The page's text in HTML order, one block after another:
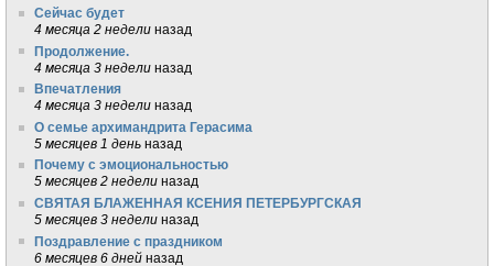
Сейчас будет
4 месяца 2 недели назад
Продолжение.
4 месяца 3 недели назад
Впечатления
4 месяца 3 недели назад
О семье архимандрита Герасима
5 месяцев 1 день назад
Почему с эмоциональностью
5 месяцев 2 недели назад
СВЯТАЯ БЛАЖЕННАЯ КСЕНИЯ ПЕТЕРБУРГСКАЯ
5 месяцев 3 недели назад
Поздравление с праздником
6 месяцев 6 дней назад